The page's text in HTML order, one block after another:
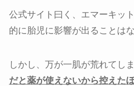
公式サイト曰く、エマーキッ
的に胎児に影響が出ることは
しかし、万が一肌が荒れてし
だと薬が使えないから控えた